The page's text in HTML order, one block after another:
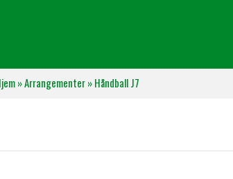
»Arrangementer»Håndball J7